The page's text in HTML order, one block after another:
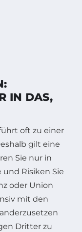
IN DAS,
oft zu einer
gilt eine
Sie nur in
Risiken Sie
oder Union
mit den
Dritter zu